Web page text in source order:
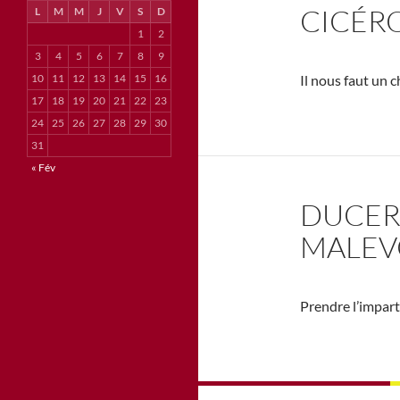
Il nous faut un
Prendre
L M M J V S
D
1
2
3
4 5 6 7 8
9
10
11 12 13 14 15
16
17
18 19 20 21 22 23
24 25 26 27 28 29
30
31
« Fév